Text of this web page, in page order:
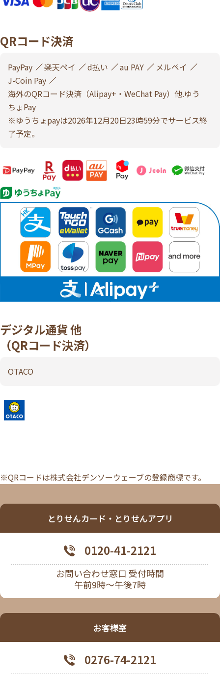
QRコード決済
PayPay 楽天ペイ d払い au PAY
メルペイ
J-Coin Pay
海外のQRコード決済（Alipay+・WeChat Pay）他.ゆう
ちょPay
※ゆうちょpayは2026年12月20日23時59分でサービス終
了予定。
デジタル通貨 他
（QRコード決済）
OTACO
※QRコードは株式会社デンソーウェーブの登録商標です。
とりせんカード・とりせんアプリ
0120-41-2121
お問い合わせ窓口 受付時間
午前9時～午後7時
お客様室
0276-74-2121